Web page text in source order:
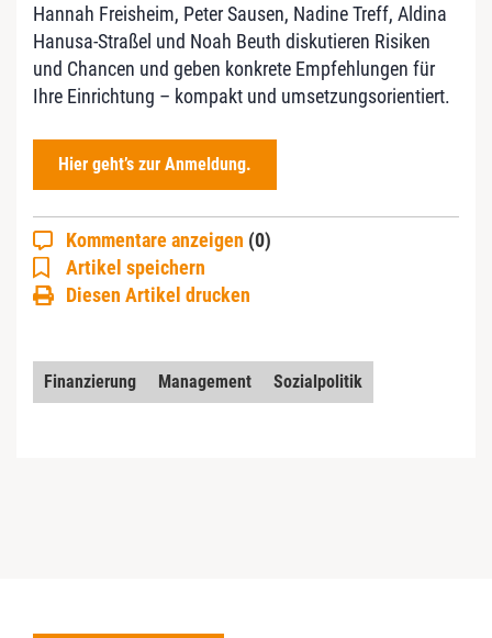
Hannah Freisheim, Peter Sausen, Nadine Treff, Aldina
Hanusa-Straßel und Noah Beuth diskutieren Risiken
und Chancen und geben konkrete Empfehlungen für
Ihre Einrichtung – kompakt und umsetzungsorientiert.
Hier geht’s zur Anmeldung.
Kommentare anzeigen (0)
Artikel speichern
Diesen Artikel drucken
Finanzierung Management Sozialpolitik